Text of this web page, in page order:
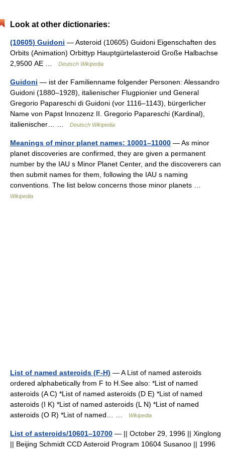
Look at other dictionaries:
(10605) Guidoni — Asteroid (10605) Guidoni Eigenschaften des
Orbits (Animation) Orbittyp Hauptgürtelasteroid Große Halbachse
2,9500 AE …
Deutsch Wikipedia
Guidoni — ist der Familienname folgender Personen: Alessandro
Guidoni (1880–1928), italienischer Flugpionier und General
Gregorio Papareschi di Guidoni (vor 1116–1143), bürgerlicher
Name von Papst Innozenz II. Gregorio Papareschi (Kardinal),
italienischer… …
Deutsch Wikipedia
Meanings of minor planet names: 10001–11000 — As minor
planet discoveries are confirmed, they are given a permanent
number by the IAU s Minor Planet Center, and the discoverers can
then submit names for them, following the IAU s naming
conventions. The list below concerns those minor planets …
Wikipedia
List of named asteroids (F-H) — A List of named asteroids
ordered alphabetically from F to H.See also: *List of named
asteroids (A C) *List of named asteroids (D E) *List of named
asteroids (I K) *List of named asteroids (L N) *List of named
asteroids (O R) *List of named… …
Wikipedia
List of asteroids/10601–10700 — || October 29, 1996 || Xinglong
|| Beijing Schmidt CCD Asteroid Program 10604 Susanoo || 1996